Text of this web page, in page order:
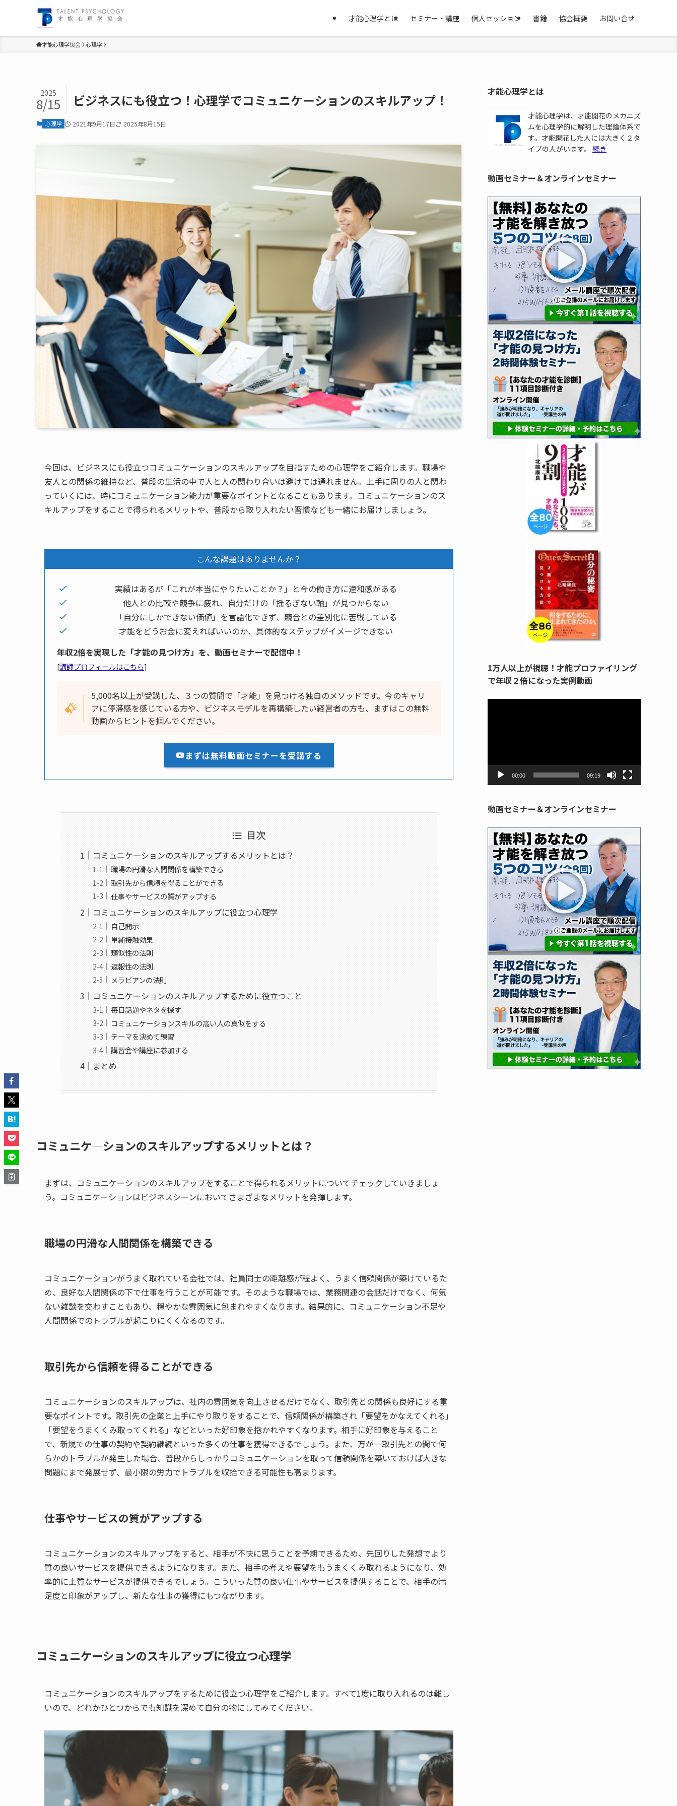
才能心理学とは セミナー・講座 個人セッション 書籍 協会概要 お問い合せ
才能心理学協会 心理学
ビジネスにも役立つ！心理学でコミュニケーションのスキルアップ！
2025
8/15
心理学 2021年9月17日 2025年8月15日
今回は、ビジネスにも役立つコミュニケーションのスキルアップを目指すための心理学をご紹介します。職場や
友人との関係の維持など、普段の生活の中で人と人の関わり合いは避けては通れません。上手に周りの人と関わ
っていくには、時にコミュニケーション能力が重要なポイントとなることもあります。コミュニケーションのス
キルアップをすることで得られるメリットや、普段から取り入れたい習慣なども一緒にお届けしましょう。
こんな課題はありませんか？
実績はあるが「これが本当にやりたいことか？」と今の働き方に違和感がある
他人との比較や競争に疲れ、自分だけの「揺るぎない軸」が見つからない
「自分にしかできない価値」を言語化できず、競合との差別化に苦戦している
才能をどうお金に変えればいいのか、具体的なステップがイメージできない
年収2倍を実現した「才能の見つけ方」を、動画セミナーで配信中！
[講師プロフィールはこちら]
5,000名以上が受講した、３つの質問で「才能」を見つける独自のメソッドです。今のキャリ
アに停滞感を感じている方や、ビジネスモデルを再構築したい経営者の方も、まずはこの無料
動画からヒントを掴んでください。
まずは無料動画セミナーを受講する
目次
コミュニケ―ションのスキルアップするメリットとは？
職場の円滑な人間関係を構築できる
取引先から信頼を得ることができる
仕事やサービスの質がアップする
コミュニケーションのスキルアップに役立つ心理学
自己開示
単純接触効果
類似性の法則
返報性の法則
メラビアンの法則
コミュニケーションのスキルアップするために役立つこと
毎日話題やネタを探す
コミュニケーションスキルの高い人の真似をする
テーマを決めて練習
講習会や講座に参加する
まとめ
コミュニケ―ションのスキルアップするメリットとは？
まずは、コミュニケーションのスキルアップをすることで得られるメリットについてチェックしていきましょ
う。コミュニケーションはビジネスシーンにおいてさまざまなメリットを発揮します。
職場の円滑な人間関係を構築できる
コミュニケーションがうまく取れている会社では、社員同士の距離感が程よく、うまく信頼関係が築けているた
め、良好な人間関係の下で仕事を行うことが可能です。そのような職場では、業務関連の会話だけでなく、何気
ない雑談を交わすこともあり、穏やかな雰囲気に包まれやすくなります。結果的に、コミュニケーション不足や
人間関係でのトラブルが起こりにくくなるのです。
取引先から信頼を得ることができる
コミュニケーションのスキルアップは、社内の雰囲気を向上させるだけでなく、取引先との関係も良好にする重
要なポイントです。取引先の企業と上手にやり取りをすることで、信頼関係が構築され「要望をかなえてくれる」
「要望をうまくくみ取ってくれる」などといった好印象を抱かれやすくなります。相手に好印象を与えること
で、新規での仕事の契約や契約継続といった多くの仕事を獲得できるでしょう。また、万が一取引先との間で何
らかのトラブルが発生した場合、普段からしっかりコミュニケーションを取って信頼関係を築いておけば大きな
問題にまで発展せず、最小限の労力でトラブルを収拾できる可能性も高まります。
仕事やサービスの質がアップする
コミュニケーションのスキルアップをすると、相手が不快に思うことを予期できるため、先回りした発想でより
質の良いサービスを提供できるようになります。また、相手の考えや要望をもうまくくみ取れるようになり、効
率的に上質なサービスが提供できるでしょう。こういった質の良い仕事やサービスを提供することで、相手の満
足度と印象がアップし、新たな仕事の獲得にもつながります。
コミュニケーションのスキルアップに役立つ心理学
コミュニケーションのスキルアップをするために役立つ心理学をご紹介します。すべて1度に取り入れるのは難し
いので、どれかひとつからでも知識を深めて自分の物にしてみてください。
才能心理学とは
才能心理学は、才能開花のメカニズ
ムを心理学的に解明した理論体系で
す。才能開花した人には大きく２タ
イプの人がいます。 続き
動画セミナー＆オンラインセミナー
1万人以上が視聴！才能プロファイリング
で年収２倍になった実例動画
00:00 09:19
動画セミナー＆オンラインセミナー